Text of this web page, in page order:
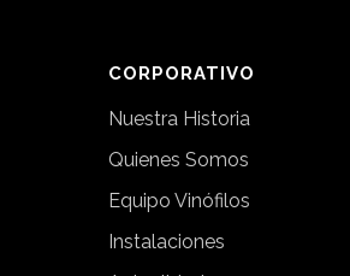
CORPORATIVO
Nuestra Historia
Quienes Somos
Equipo Vinófilos
Instalaciones